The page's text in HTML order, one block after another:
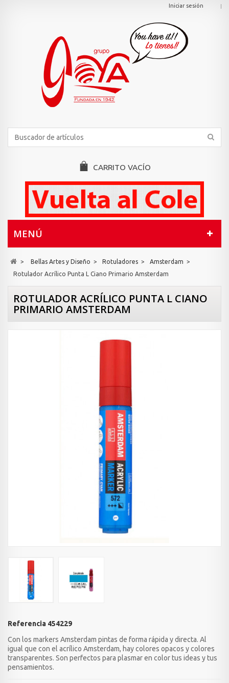
Iniciar sesión
CARRITO VACÍO
MENÚ
> Bellas Artes y Diseño > Rotuladores > Amsterdam >
Rotulador Acrílico Punta L Ciano Primario Amsterdam
ROTULADOR ACRÍLICO PUNTA L CIANO
PRIMARIO AMSTERDAM
Referencia 454229
Con los markers Amsterdam pintas de forma rápida y directa. Al
igual que con el acrílico Amsterdam, hay colores opacos y colores
transparentes. Son perfectos para plasmar en color tus ideas y tus
pensamientos.